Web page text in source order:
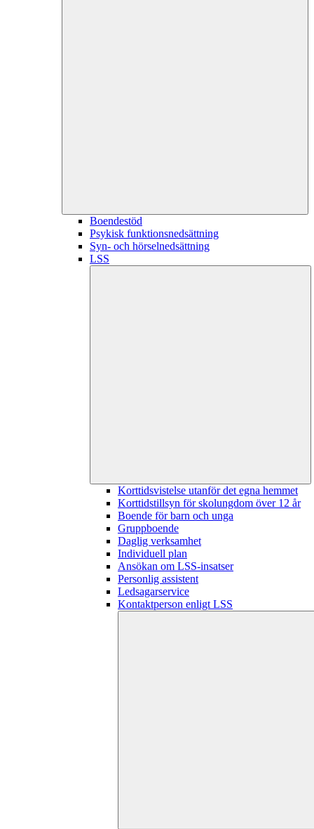
Boendestöd
Psykisk funktionsnedsättning
Syn- och hörselnedsättning
LSS
Korttidsvistelse utanför det egna hemmet
Korttidstillsyn för skolungdom över 12 år
Boende för barn och unga
Gruppboende
Daglig verksamhet
Individuell plan
Ansökan om LSS-insatser
Personlig assistent
Ledsagarservice
Kontaktperson enligt LSS